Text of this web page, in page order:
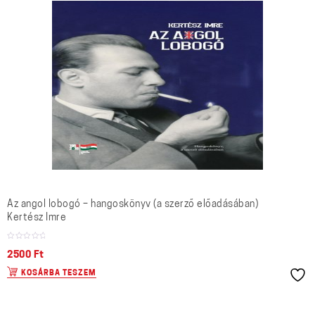
Az angol lobogó – hangoskönyv (a szerző előadásában)
Kertész Imre
2500 Ft
KOSÁRBA TESZEM